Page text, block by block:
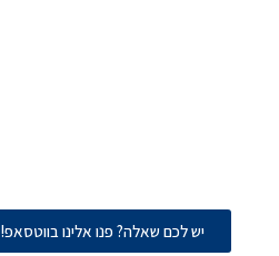
יש לכם שאלה? פנו אלינו בווטסאפ!